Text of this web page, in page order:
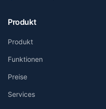
Produkt
Produkt
Funktionen
Preise
Services